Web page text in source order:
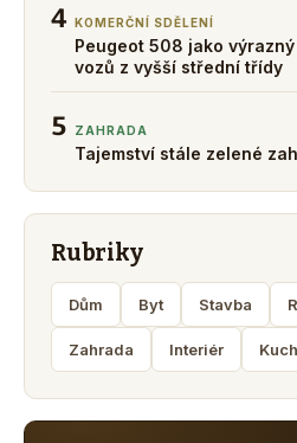
4 KOMERČNÍ SDĚLENÍ
Peugeot 508 jako
vozů z vyšší střední třídy
5 ZAHRADA
Tajemství stále zelené
Rubriky
Dům Byt Stavba
Zahrada Interiér